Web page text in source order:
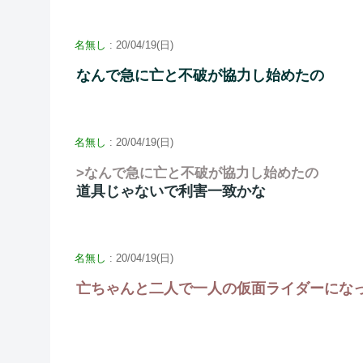
名無し : 20/04/19(日)
なんで急に亡と不破が協力し始めたの
名無し : 20/04/19(日)
>なんで急に亡と不破が協力し始めたの
道具じゃないで利害一致かな
名無し : 20/04/19(日)
亡ちゃんと二人で一人の仮面ライダーにな